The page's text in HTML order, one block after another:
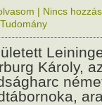
| Nincs
Tudomány
Károly,